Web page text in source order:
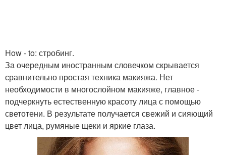
How - to: стробинг.
За очередным иностранным словечком скрывается
сравнительно простая техника макияжа. Нет
необходимости в многослойном макияже, главное -
подчеркнуть естественную красоту лица с помощью
светотени. В результате получается свежий и сияющий
цвет лица, румяные щеки и яркие глаза.